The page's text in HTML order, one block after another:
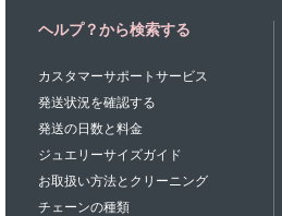
ヘルプ？から検索する
カスタマーサポートサービス
発送状況を確認する
発送の日数と料金
ジュエリーサイズガイド
お取扱い方法とクリーニング
チェーンの種類